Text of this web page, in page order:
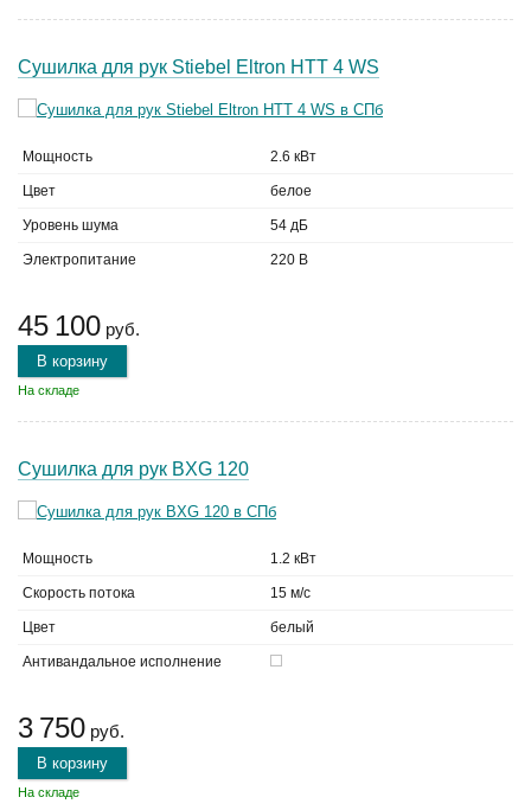
Сушилка для рук Stiebel Eltron HTT 4 WS
Мощность 2.6 кВт
Цвет белое
Уровень шума 54 дБ
Электропитание 220 В
45 100 руб.
В корзину
На складе
Сушилка для рук BXG 120
Мощность 1.2 кВт
Скорость потока 15 м/с
Цвет белый
Антивандальное исполнение
3 750 руб.
В корзину
На складе